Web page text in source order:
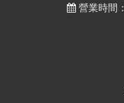
營業時間